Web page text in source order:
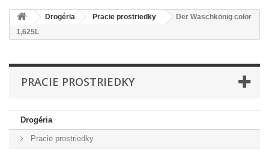
Drogéria Pracie prostriedky
Der Waschkönig color
1,625L
PRACIE PROSTRIEDKY
Drogéria
Pracie prostriedky